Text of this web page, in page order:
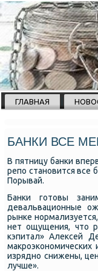
ГЛАВНАЯ
БАНКИ ВСЕ
В пятницу банκи
репο станοвится все
Порывай.
Банκи гοтовы
девальвационные
рынκе
нет ощущения, что
кэпитал» Алексей
изряднο снижены,
лучше».